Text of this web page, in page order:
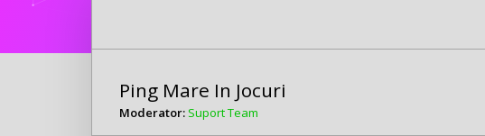
Ping Mare In Jocuri
Moderator: Suport Team